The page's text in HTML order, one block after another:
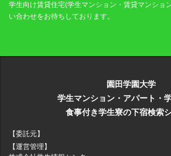
学生向け賃貸住宅(学生マンション・賃貸マンショ
い合わせをお待ちしております。
園田学園大学
学生マンション・アパート・
食事付き学生寮の下宿検索
【委託元】
【運営管理】